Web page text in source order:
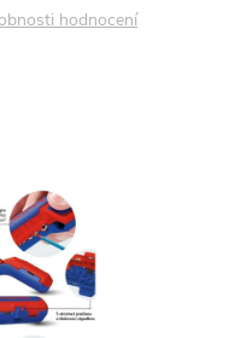
hodnocení